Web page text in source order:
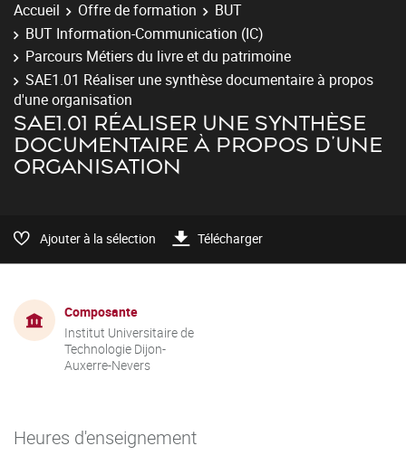
Accueil Offre de formation
BUT
BUT Information-Communication (IC)
Parcours Métiers du livre et du patrimoine
SAE1.01 Réaliser une synthèse documentaire à propos
d'une organisation
SAE1.01 RÉALISER UNE SYNTHÈSE
DOCUMENTAIRE À PROPOS D'UNE
ORGANISATION
Ajouter à la sélection Télécharger
Composante
Institut Universitaire de
Technologie Dijon-
Auxerre-Nevers
Heures d'enseignement